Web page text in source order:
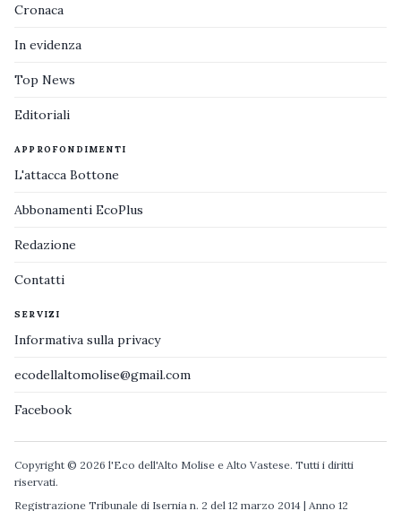
Cronaca
In evidenza
Top News
Editoriali
APPROFONDIMENTI
L'attacca Bottone
Abbonamenti EcoPlus
Redazione
Contatti
SERVIZI
Informativa sulla privacy
ecodellaltomolise@gmail.com
Facebook
Copyright © 2026 l'Eco dell'Alto Molise e Alto Vastese. Tutti i diritti
riservati.
Registrazione Tribunale di Isernia n. 2 del 12 marzo 2014 | Anno 12